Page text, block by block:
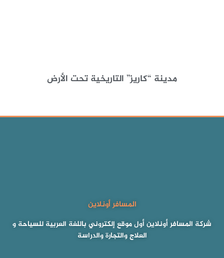
مدينة “كاريز” التاريخية تحت الأرض
المسافر أونلاين
شركة المسافر أونلاين أول موقع إلكتروني باللغة العربية للسياحة و
العلاج والتجارة والدراسة